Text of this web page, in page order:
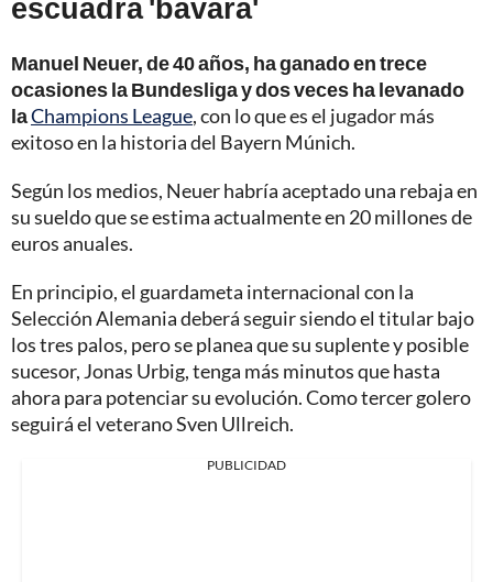
Manuel Neuer, de 40 años, ha ganado en trece
ocasiones la Bundesliga y dos veces ha levanado
laChampions League, con lo que es el jugador más
exitoso en la historia del Bayern Múnich.
Según los medios, Neuer habría aceptado una rebaja en
su sueldo que se estima actualmente en 20 millones de
euros anuales.
En principio, el guardameta internacional con la
Selección Alemania deberá seguir siendo el titular bajo
los tres palos, pero se planea que su suplente y posible
sucesor, Jonas Urbig, tenga más minutos que hasta
ahora para potenciar su evolución. Como tercer golero
seguirá el veterano Sven Ullreich.
PUBLICIDAD